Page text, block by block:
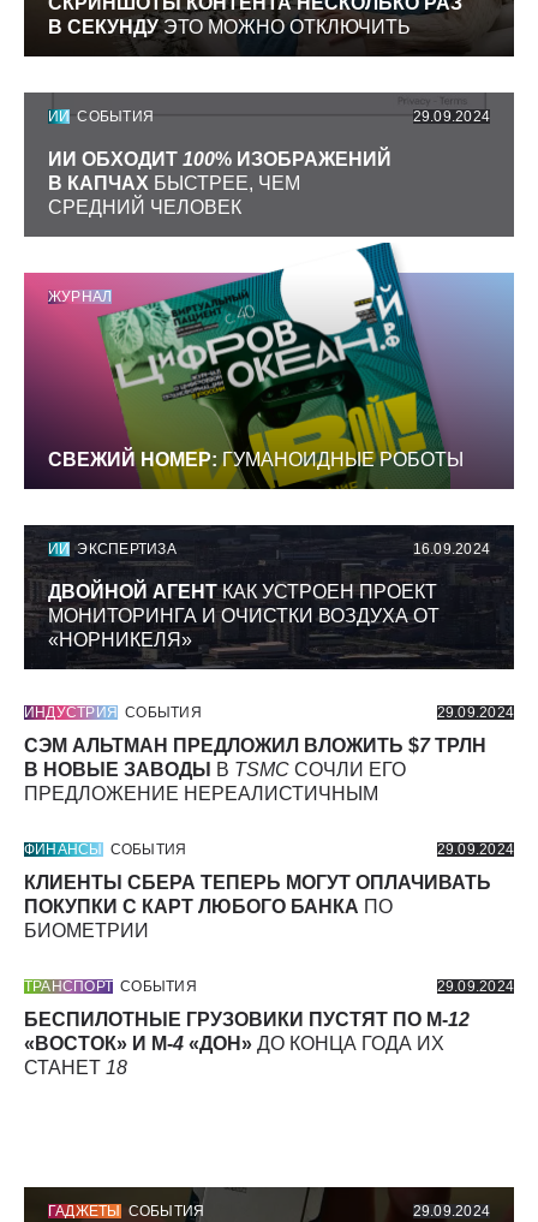
В СЕКУНДУЭТО МОЖНО ОТКЛЮЧИТЬ
ИИ СОБЫТИЯ 29.09.2024
ИИ ОБХОДИТ 100% ИЗОБРАЖЕНИЙ
В КАПЧАХ БЫСТРЕЕ, ЧЕМ
СРЕДНИЙ ЧЕЛОВЕК
ЖУРНАЛ
СВЕЖИЙ НОМЕР: ГУМАНОИДНЫЕ РОБОТЫ
ИИ ЭКСПЕРТИЗА 16.09.2024
ДВОЙНОЙ АГЕНТКАК УСТРОЕН ПРОЕКТ
МОНИТОРИНГА И ОЧИСТКИ ВОЗДУХА ОТ
«НОРНИКЕЛЯ»
ИНДУСТРИЯ СОБЫТИЯ 29.09.2024
СЭМ АЛЬТМАН ПРЕДЛОЖИЛ ВЛОЖИТЬ $7ТРЛН
В НОВЫЕ ЗАВОДЫ
В TSMC СОЧЛИ ЕГО
ПРЕДЛОЖЕНИЕ НЕРЕАЛИСТИЧНЫМ
ФИНАНСЫ СОБЫТИЯ 29.09.2024
КЛИЕНТЫ СБЕРА ТЕПЕРЬ МОГУТ ОПЛАЧИВАТЬ
ПОКУПКИ С КАРТ ЛЮБОГО БАНКА ПО
БИОМЕТРИИ
ТРАНСПОРТ СОБЫТИЯ 29.09.2024
БЕСПИЛОТНЫЕ ГРУЗОВИКИ ПУСТЯТ ПО М-12
«ВОСТОК» И М-4 «ДОН» ДО КОНЦА ГОДА ИХ
СТАНЕТ 18
ГАДЖЕТЫ СОБЫТИЯ 29.09.2024